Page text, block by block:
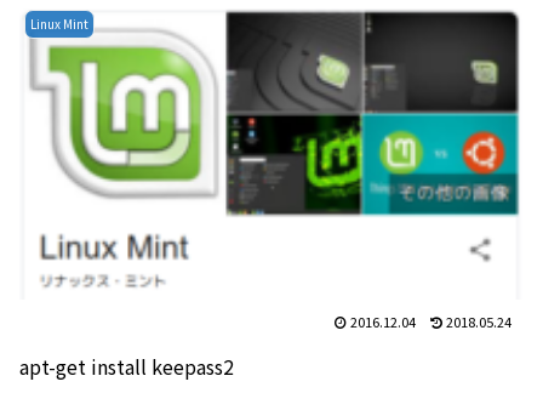
Linux Mint
2016.12.04 2018.05.24
apt-get install keepass2